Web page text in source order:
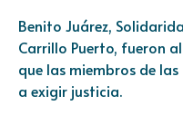
Benito Juárez,
Carrillo Puerto, fueron
que las miembros de
a exigir justicia.